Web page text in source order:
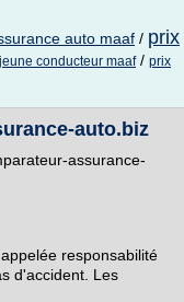
auto maaf / prix
conducteur maaf/ prix
auto.biz
assurance-
responsabilité
d'accident. Les